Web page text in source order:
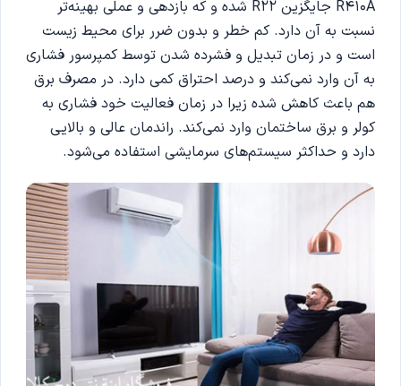
R410A جایگزین R22 شده و که بازدهی و عملی بهینه‌تر
نسبت به آن دارد. کم خطر و بدون ضرر برای محیط زیست
است و در زمان تبدیل و فشرده شدن توسط کمپرسور فشاری
به آن وارد نمی‌کند و درصد احتراق کمی دارد. در مصرف برق
هم باعث کاهش شده زیرا در زمان فعالیت خود فشاری به
کولر و برق ساختمان وارد نمی‌کند. راندمان عالی و بالایی
دارد و حداکثر سیستم‌های سرمایشی استفاده می‌شود.